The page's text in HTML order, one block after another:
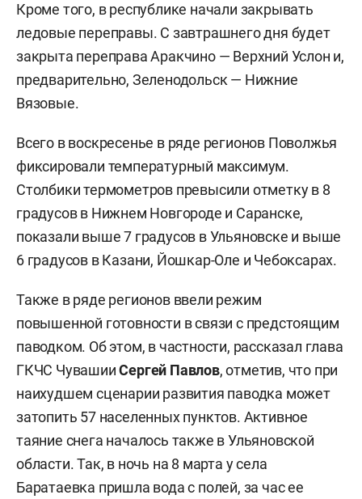
Кроме того, в республике начали закрывать
ледовые переправы. С завтрашнего дня будет
закрыта переправа Аракчино — Верхний Услон и,
предварительно, Зеленодольск — Нижние
Вязовые.
Всего в воскресенье в ряде регионов Поволжья
фиксировали температурный максимум.
Столбики термометров превысили отметку в 8
градусов в Нижнем Новгороде и Саранске,
показали выше 7 градусов в Ульяновске и выше
6 градусов в Казани, Йошкар-Оле и Чебоксарах.
Также в ряде регионов ввели режим
повышенной готовности в связи с предстоящим
паводком. Об этом, в частности, рассказал глава
ГКЧС ЧувашииСергей Павлов, отметив, что при
наихудшем сценарии развития паводка может
затопить 57 населенных пунктов. Активное
таяние снега началось также в Ульяновской
области. Так, в ночь на 8 марта у села
Баратаевка пришла вода с полей, за час ее